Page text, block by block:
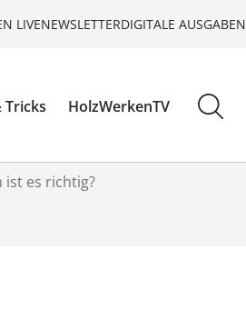
LIVENEWSLETTERDIGITALE AUSGABEN
Tricks HolzWerkenTV
es richtig?